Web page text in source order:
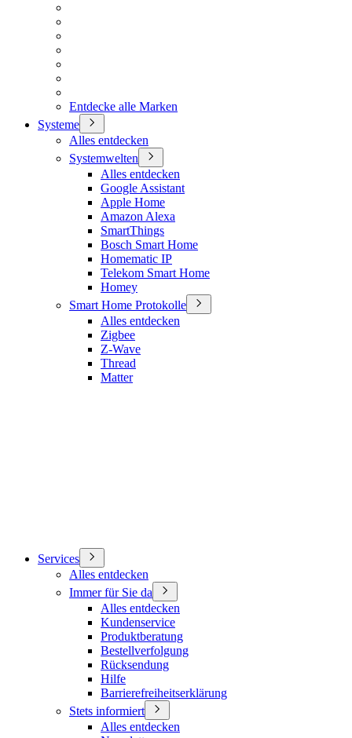
Entdecke alle Marken
Systeme
Alles entdecken
Systemwelten
Alles entdecken
Google Assistant
Apple Home
Amazon Alexa
SmartThings
Bosch Smart Home
Homematic IP
Telekom Smart Home
Homey
Smart Home Protokolle
Alles entdecken
Zigbee
Z-Wave
Thread
Matter
Services
Alles entdecken
Immer für Sie da
Alles entdecken
Kundenservice
Produktberatung
Bestellverfolgung
Rücksendung
Hilfe
Barrierefreiheitserklärung
Stets informiert
Alles entdecken